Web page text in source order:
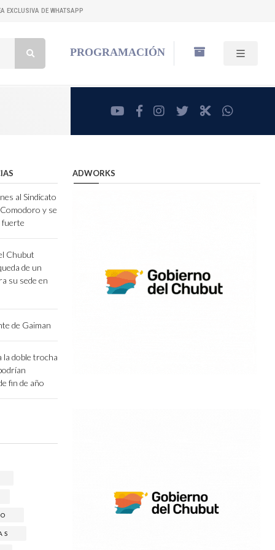
EXCLUSIVA DE WHATSAPP
PROGRAMACIÓN
youtubefacebookinstagram
twitterRadioCut
al Sindicato
y se
fuerte
Chubut
de un
su sede en
de Gaiman
la doble trocha
fin de año
ADWORKS